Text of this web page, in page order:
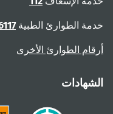
الطوارئ الطبية116117
الطوارئ الأخرى